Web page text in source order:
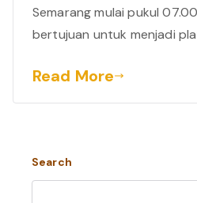
Semarang mulai pukul
bertujuan untuk menjadi
Read More
Search